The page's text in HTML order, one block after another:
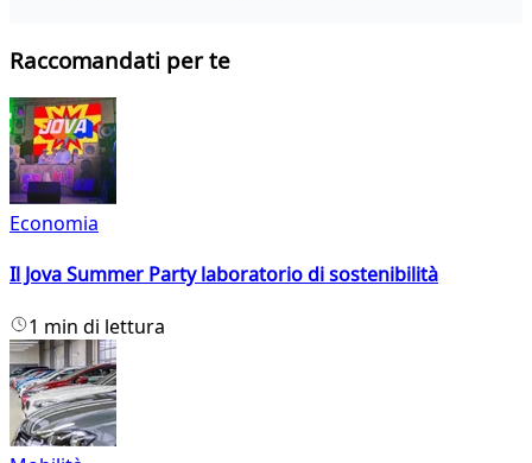
Raccomandati per te
Economia
Il Jova Summer Party laboratorio di sostenibilità
1 min di lettura